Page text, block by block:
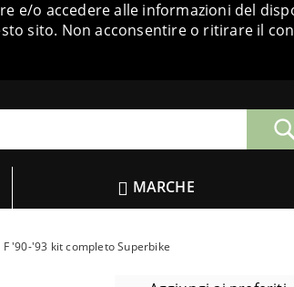
e/o accedere alle informazioni del
sito. Non acconsentire o ritirare il
MARCHE
F '90-'93 kit completo Superbike